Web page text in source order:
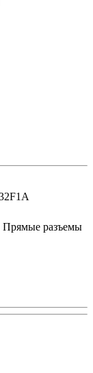
Прямые разъемы